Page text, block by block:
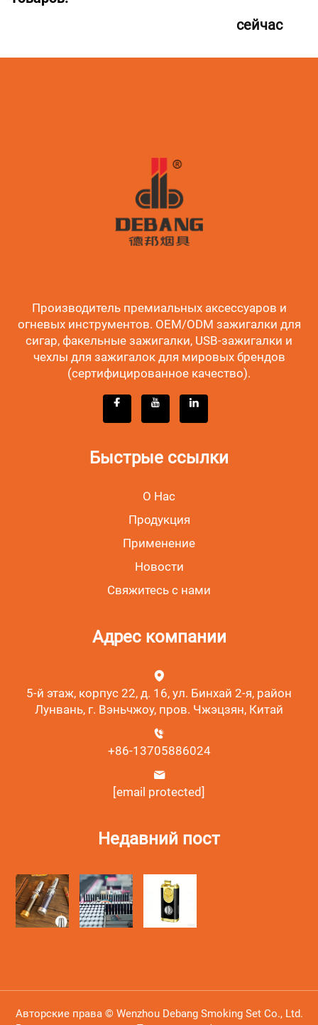
сейчас
Производитель премиальных аксессуаров и
огневых инструментов. OEM/ODM зажигалки для
сигар, факельные зажигалки, USB-зажигалки и
чехлы для зажигалок для мировых брендов
(сертифицированное качество).
Быстрые ссылки
О Нас
Продукция
Применение
Новости
Свяжитесь с нами
Адрес компании
5-й этаж, корпус 22, д. 16, ул. Бинхай 2-я, район
Лунвань, г. Вэньчжоу, пров. Чжэцзян, Китай
+86-13705886024
[email protected]
Недавний пост
Авторские права © Wenzhou Debang Smoking Set Co., Ltd.